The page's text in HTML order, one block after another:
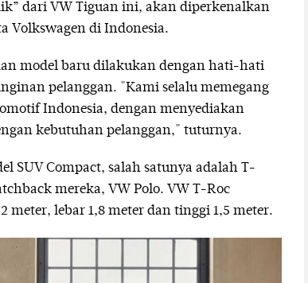
dari VW Tiguan ini, akan diperkenalkan
Volkswagen di Indonesia.
model baru dilakukan dengan hati-hati
pelanggan. "Kami selalu memegang
Indonesia, dengan menyediakan
kebutuhan pelanggan," tuturnya.
SUV Compact, salah satunya adalah T-
mereka, VW Polo. VW T-Roc
lebar 1,8 meter dan tinggi 1,5 meter.